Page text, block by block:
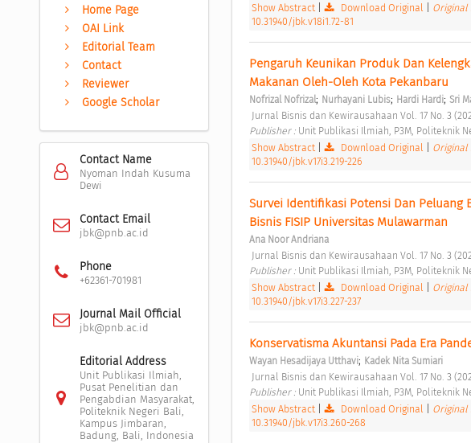
Home Page
OAI Link
Editorial Team
Contact
Reviewer
Google Scholar
Contact Name
Nyoman Indah Kusuma
Dewi
Contact Email
jbk@pnb.ac.id
Phone
+62361-701981
Journal Mail Official
jbk@pnb.ac.id
Editorial Address
Unit Publikasi Ilmiah,
Pusat Penelitian dan
Pengabdian Masyarakat,
Politeknik Negeri Bali,
Kampus Jimbaran,
Badung, Bali, Indonesia
Show Abstract| Download Original Original
10.31940/jbk.v18i1.72-81
Pengaruh Keunikan Produk Dan
Makanan Oleh-Oleh Kota Pekanbaru
Nofrizal Nofrizal ; Nurhayani Lubis; Hardi Hardi; Sri
Jurnal Bisnis dan Kewirausahaan Vol. 17 No. 3
Publisher : Unit Publikasi Ilmiah, P3M, Politeknik
Show Abstract| Download Original Original
10.31940/jbk.v17i3.219-226
Survei Identifikasi Potensi Dan Peluang
Bisnis FISIP Universitas Mulawarman
Ana Noor Andriana
Jurnal Bisnis dan Kewirausahaan Vol. 17 No. 3
Publisher : Unit Publikasi Ilmiah, P3M, Politeknik
Show Abstract| Download Original Original
10.31940/jbk.v17i3.227-237
Konservatisma Akuntansi Pada Era
Wayan Hesadijaya Utthavi; Kadek Nita Sumiari
Jurnal Bisnis dan Kewirausahaan Vol. 17 No. 3
Publisher : Unit Publikasi Ilmiah, P3M, Politeknik
Show Abstract| Download Original Original
10.31940/jbk.v17i3.260-268